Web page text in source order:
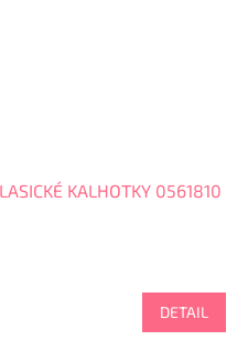
KALHOTKY 0561810
DETAIL